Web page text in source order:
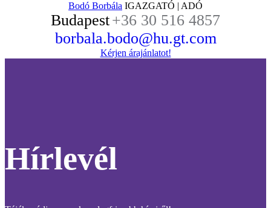
Bodó Borbála IGAZGATÓ | ADÓ
Budapest+36 30 516 4857
borbala.bodo@hu.gt.com
Kérjen árajánlatot!
Hírlevél